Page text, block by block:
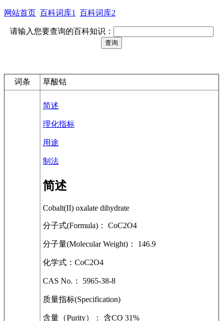
网站首页 百科词库1 百科词库2
请输入您要查询的百科知识：
词条 草酸钴
简述
理化指标
用途
制法
简述
Cobalt(II) oxalate dihydrate
分子式(Formula)： CoC2O4
分子量(Molecular Weight)： 146.9
化学式：CoC2O4
CAS No.： 5965-38-8
质量指标(Specification)
含量（Purity）： 含CO 31%